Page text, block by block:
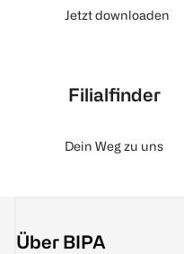
Jetzt downloaden
Filialfinder
Dein Weg zu uns
Über BIPA